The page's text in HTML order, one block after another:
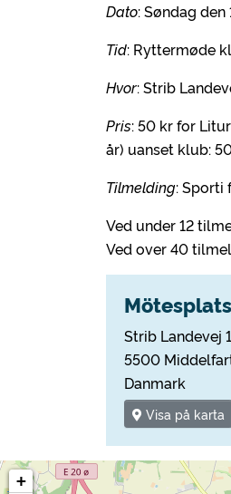
Dato: Søndag den
Tid: Ryttermøde
Hvor: Strib
Pris: 50 kr for
år) uanset klub:
Tilmelding: Sporti
Ved under 12
Ved over 40
Strib Landevej
5500
Danmark
Visa på karta
+